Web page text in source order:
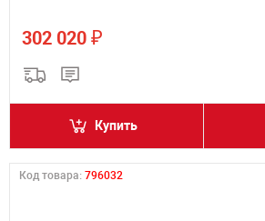
302 020 ₽
Купить
Код товара: 796032